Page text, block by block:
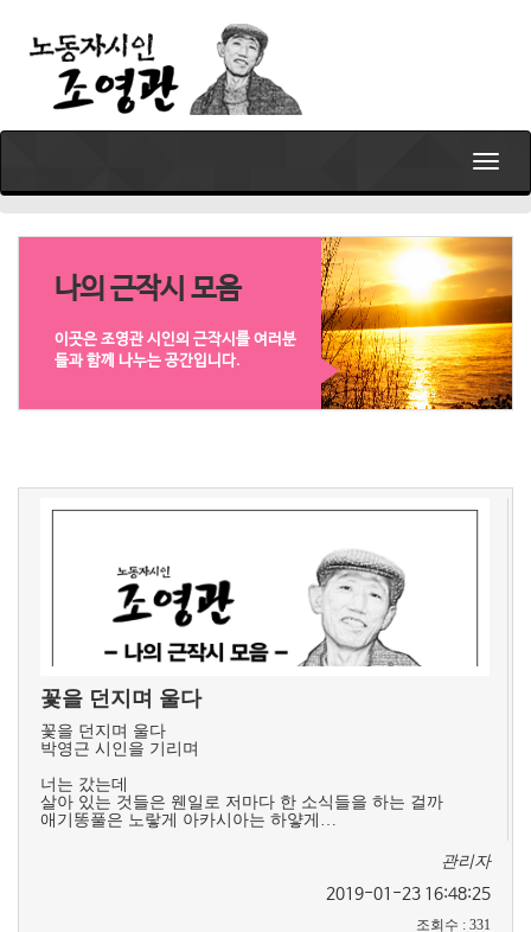
T
o
g
l
n
a
v
i
g
나의 근작시 모음
이곳은 조영관 시인의 근작시를 여러분
들과 함께 나누는 공간입니다.
꽃을 던지며 울다
꽃을 던지며 울다
박영근 시인을 기리며
너는 갔는데
살아 있는 것들은 웬일로 저마다 한 소식들을 하는 걸까
애기똥풀은 노랗게 아카시아는 하얗게…
관리자
2019-01-23 16:48:25
조회수 : 331